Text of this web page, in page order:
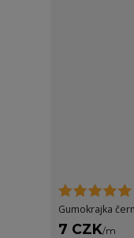
Gumokrajka
7 CZK/m